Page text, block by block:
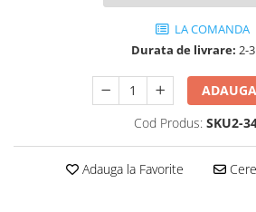
LA COMANDA
Durata de livrare: 2-
Cod Produs: SKU2-
Adauga la Favorite